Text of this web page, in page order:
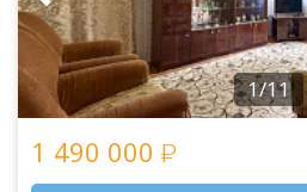
1/11
1 490 000